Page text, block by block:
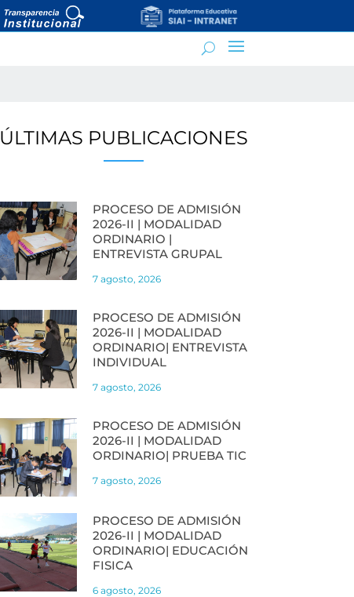
ÚLTIMAS PUBLICACIONES
PROCESO DE ADMISIÓN
2026-II | MODALIDAD
ORDINARIO |
ENTREVISTA GRUPAL
7 agosto, 2026
PROCESO DE ADMISIÓN
2026-II | MODALIDAD
ORDINARIO| ENTREVISTA
INDIVIDUAL
7 agosto, 2026
PROCESO DE ADMISIÓN
2026-II | MODALIDAD
ORDINARIO| PRUEBA TIC
7 agosto, 2026
PROCESO DE ADMISIÓN
2026-II | MODALIDAD
ORDINARIO| EDUCACIÓN
FISICA
6 agosto, 2026